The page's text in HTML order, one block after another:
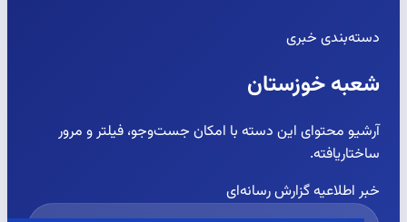
دسته‌بندی خبری
شعبه خوزستان
آرشیو محتوای این دسته با امکان جست‌وجو، فیلتر و مرور
ساختاریافته.
خبر اطلاعیهگزارش رسانه‌ای